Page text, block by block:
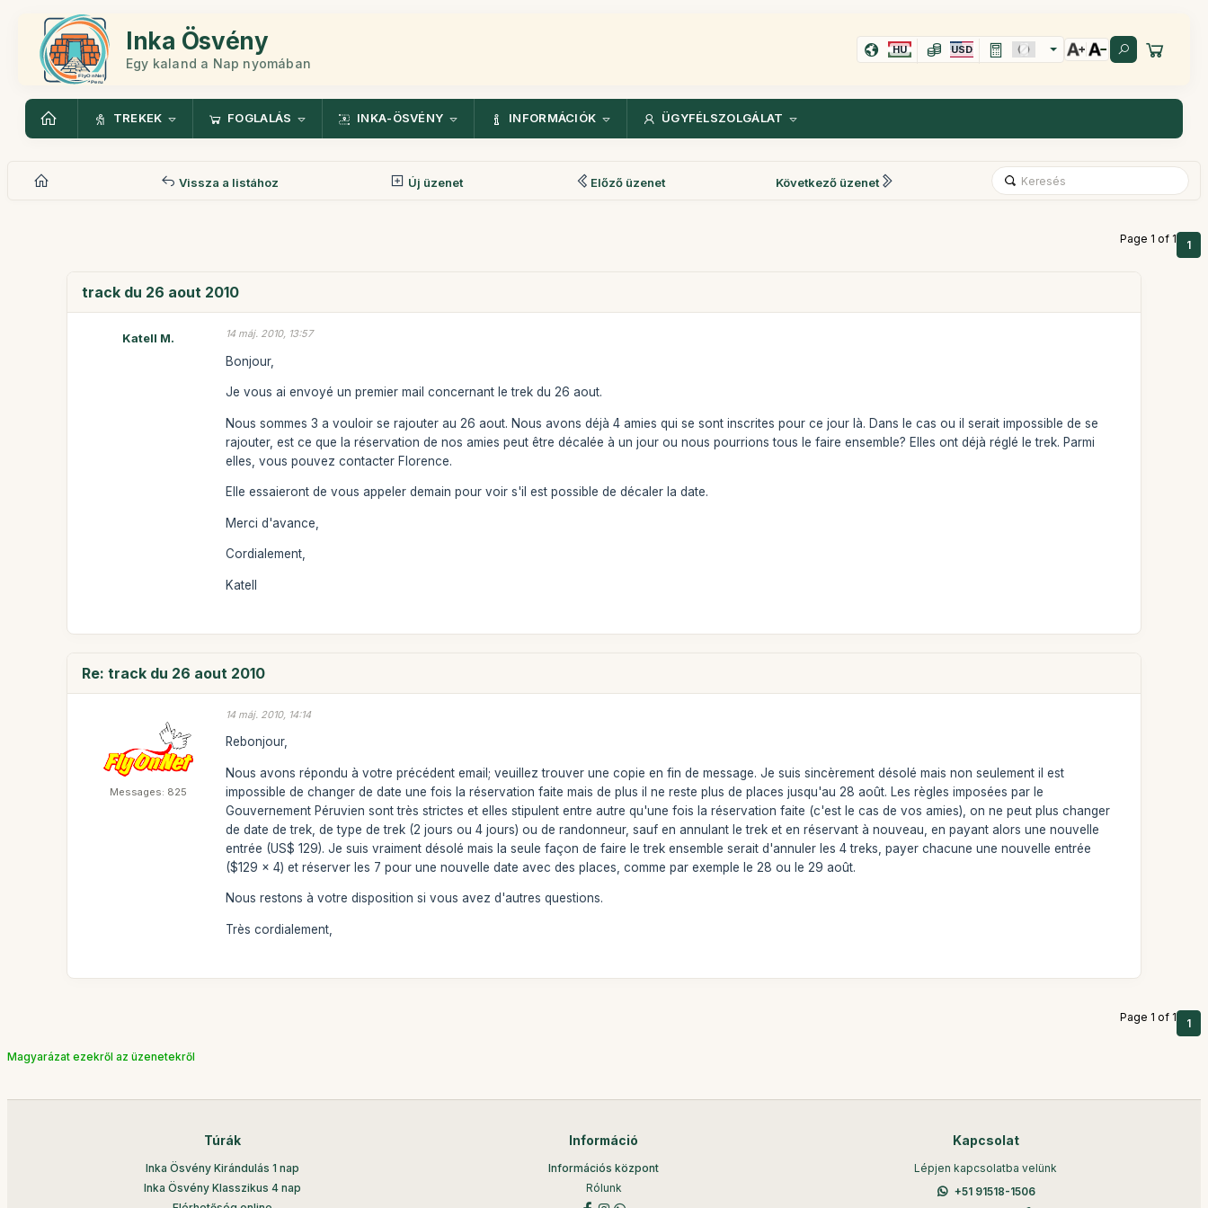
Inka Ösvény
Egy kaland a Nap nyomában
HU USD
TREKEK FOGLALÁS INKA-ÖSVÉNY INFORMÁCIÓK ÜGYFÉLSZOLGÁLAT
Vissza a listához Új üzenet Előző üzenet Következő üzenet
Page 1 of 1 1
track du 26 aout 2010
Katell M. 14 máj. 2010, 13:57
Bonjour,
Je vous ai envoyé un premier mail concernant le trek du 26 aout.
Nous sommes 3 a vouloir se rajouter au 26 aout. Nous avons déjà 4 amies qui se sont inscrites pour ce jour là. Dans le cas ou il serait impossible de se
rajouter, est ce que la réservation de nos amies peut être décalée à un jour ou nous pourrions tous le faire ensemble? Elles ont déjà réglé le trek. Parmi
elles, vous pouvez contacter Florence.
Elle essaieront de vous appeler demain pour voir s'il est possible de décaler la date.
Merci d'avance,
Cordialement,
Katell
Re: track du 26 aout 2010
Messages: 825
14 máj. 2010, 14:14
Rebonjour,
Nous avons répondu à votre précédent email; veuillez trouver une copie en fin de message. Je suis sincèrement désolé mais non seulement il est
impossible de changer de date une fois la réservation faite mais de plus il ne reste plus de places jusqu'au 28 août. Les règles imposées par le
Gouvernement Péruvien sont très strictes et elles stipulent entre autre qu'une fois la réservation faite (c'est le cas de vos amies), on ne peut plus changer
de date de trek, de type de trek (2 jours ou 4 jours) ou de randonneur, sauf en annulant le trek et en réservant à nouveau, en payant alors une nouvelle
entrée (US$ 129). Je suis vraiment désolé mais la seule façon de faire le trek ensemble serait d'annuler les 4 treks, payer chacune une nouvelle entrée
($129 x 4) et réserver les 7 pour une nouvelle date avec des places, comme par exemple le 28 ou le 29 août.
Nous restons à votre disposition si vous avez d'autres questions.
Très cordialement,
Page 1 of 1 1
Magyarázat ezekről az üzenetekről
Túrák
Inka Ösvény Kirándulás 1 nap
Inka Ösvény Klasszikus 4 nap
Információ
Információs központ
Rólunk
Kapcsolat
Lépjen kapcsolatba velünk
+51 91518-1506